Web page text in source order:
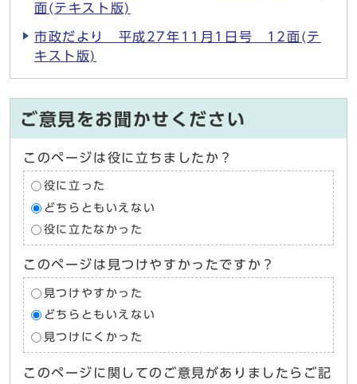
面(テキスト版)
市政だより 平成27年11月1日号 12面(テ
キスト版)
ご意見をお聞かせください
このページは役に立ちましたか？
役に立った
どちらともいえない
役に立たなかった
このページは見つけやすかったですか？
見つけやすかった
どちらともいえない
見つけにくかった
このページに関してのご意見がありましたらご記